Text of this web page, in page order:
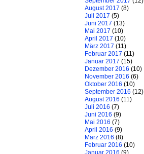
August 2017 (8)
Juli 2017 (5)
Juni 2017 (13)
Mai 2017 (10)
April 2017 (10)
März 2017 (11)
Februar 2017 (11)
Januar 2017 (15)
Dezember 2016 (10)
November 2016 (6)
Oktober 2016 (10)
September 2016 (12)
August 2016 (11)
Juli 2016 (7)
Juni 2016 (9)
Mai 2016 (7)
April 2016 (9)
März 2016 (8)
Februar 2016 (10)
Januar 2016 (9)